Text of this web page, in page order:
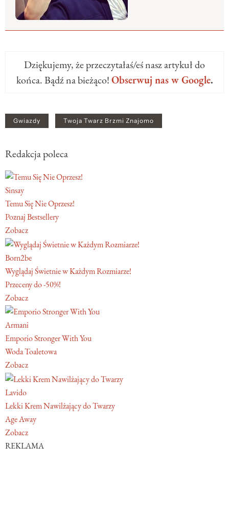
Dziękujemy, że przeczytałaś/eś nasz artykuł do
końca. Bądź na bieżąco!Obserwuj nas w Google.
Gwiazdy Twoja Twarz Brzmi Znajomo
Redakcja poleca
Sinsay
Temu Się Nie Oprzesz!
Poznaj Bestsellery
Zobacz
Born2be
Wyglądaj Świetnie w Każdym Rozmiarze!
Przeceny do -50%!
Zobacz
Armani
Emporio Stronger With You
Woda Toaletowa
Zobacz
Lavido
Lekki Krem Nawilżający do Twarzy
Age Away
Zobacz
REKLAMA